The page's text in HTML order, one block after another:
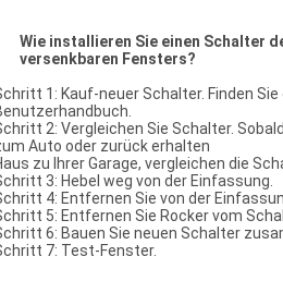
Wie installieren Sie einen Schalter
versenkbaren Fensters?
1: Kauf-neuer Schalter. Finden
2: Vergleichen Sie Schalter.
Auto oder zurück erhalten
zu Ihrer Garage, vergleichen die
3: Hebel weg von der Einfassung.
4: Entfernen Sie von der
5: Entfernen Sie Rocker vom
6: Bauen Sie neuen Schalter
7: Test-Fenster.